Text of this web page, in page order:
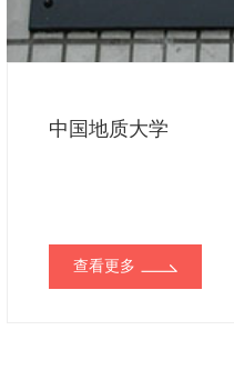
中国地质大学
查看更多